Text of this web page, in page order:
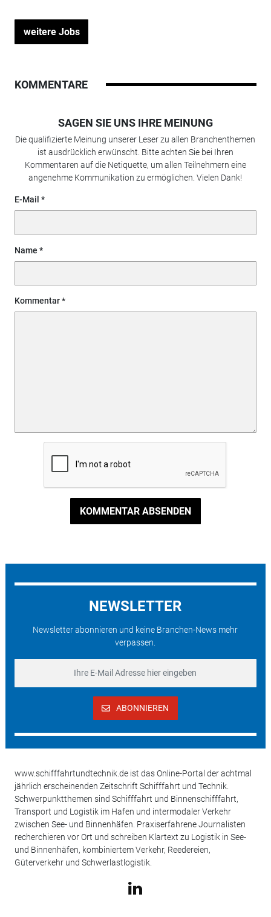
weitere Jobs
KOMMENTARE
SAGEN SIE UNS IHRE MEINUNG
Die qualifizierte Meinung unserer Leser zu allen Branchenthemen
ist ausdrücklich erwünscht. Bitte achten Sie bei Ihren
Kommentaren auf die Netiquette, um allen Teilnehmern eine
angenehme Kommunikation zu ermöglichen. Vielen Dank!
E-Mail
Name
Kommentar
KOMMENTAR ABSENDEN
NEWSLETTER
Newsletter abonnieren und keine Branchen-News mehr
verpassen.
ABONNIEREN
www.schifffahrtundtechnik.de ist das Online-Portal der achtmal
jährlich erscheinenden Zeitschrift Schifffahrt und Technik.
Schwerpunktthemen sind Schifffahrt und Binnenschifffahrt,
Transport und Logistik im Hafen und intermodaler Verkehr
zwischen See- und Binnenhäfen. Praxiserfahrene Journalisten
recherchieren vor Ort und schreiben Klartext zu Logistik in See-
und Binnenhäfen, kombiniertem Verkehr, Reedereien,
Güterverkehr und Schwerlastlogistik.